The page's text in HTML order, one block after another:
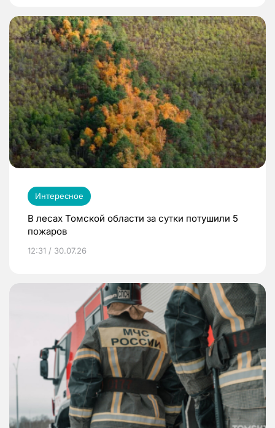
Интересное
В лесах Томской области за сутки потушили 5
пожаров
12:31 / 30.07.26